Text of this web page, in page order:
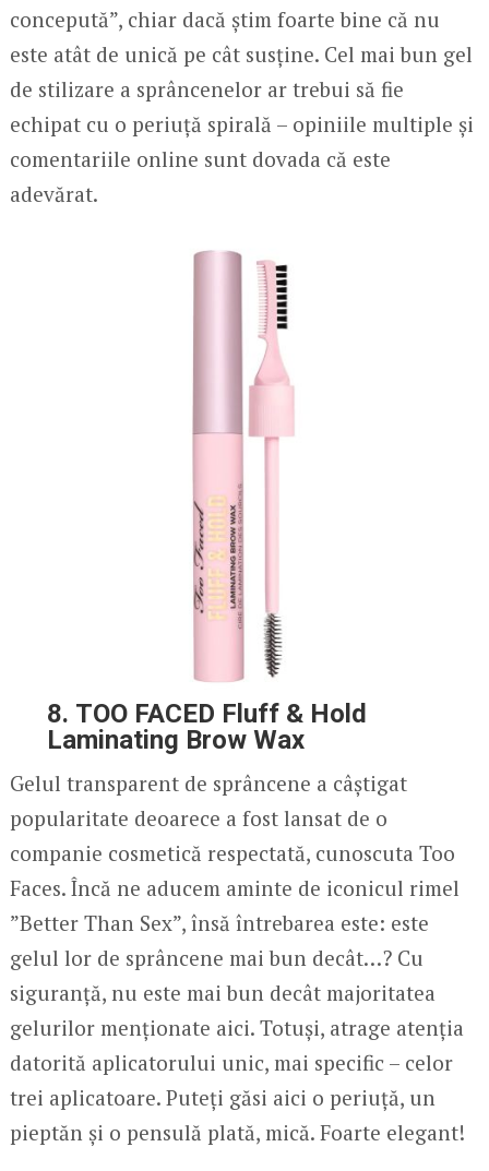
concepută”, chiar dacă știm foarte bine că nu
este atât de unică pe cât susține. Cel mai bun gel
de stilizare a sprâncenelor ar trebui să fie
echipat cu o periuță spirală – opiniile multiple și
comentariile online sunt dovada că este
adevărat.
8. TOO FACED Fluff & Hold
Laminating Brow Wax
Gelul transparent de sprâncene a câștigat
popularitate deoarece a fost lansat de o
companie cosmetică respectată, cunoscuta Too
Faces. Încă ne aducem aminte de iconicul rimel
”Better Than Sex”, însă întrebarea este: este
gelul lor de sprâncene mai bun decât…? Cu
siguranță, nu este mai bun decât majoritatea
gelurilor menționate aici. Totuși, atrage atenția
datorită aplicatorului unic, mai specific – celor
trei aplicatoare. Puteți găsi aici o periuță, un
pieptăn și o pensulă plată, mică. Foarte elegant!